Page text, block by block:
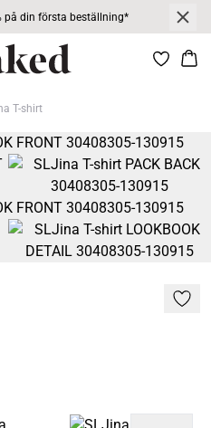
på din första beställning*
T-shirt